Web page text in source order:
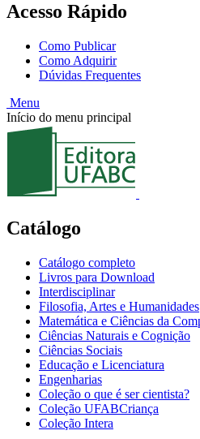
Acesso Rápido
Como Publicar
Como Adquirir
Dúvidas Frequentes
Menu
Início do menu principal
Catálogo
Catálogo completo
Livros para Download
Interdisciplinar
Filosofia, Artes e Humanidades
Matemática e Ciências da
Ciências Naturais e Cognição
Ciências Sociais
Educação e Licenciatura
Engenharias
Coleção o que é ser cientista?
Coleção UFABCriança
Coleção Intera